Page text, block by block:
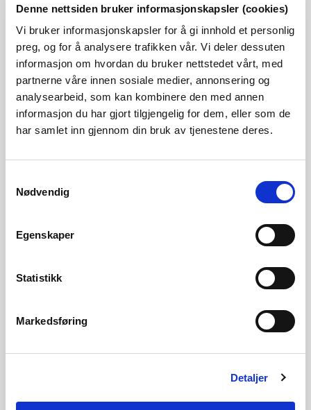
Denne nettsiden bruker informasjonskapsler (cookies)
Vi bruker informasjonskapsler for å gi innhold et personlig
preg, og for å analysere trafikken vår. Vi deler dessuten
informasjon om hvordan du bruker nettstedet vårt, med
partnerne våre innen sosiale medier, annonsering og
analysearbeid, som kan kombinere den med annen
informasjon du har gjort tilgjengelig for dem, eller som de
har samlet inn gjennom din bruk av tjenestene deres.
Nødvendig
Egenskaper
Statistikk
Markedsføring
Detaljer
LYSNA AS
MOSTRAUM NETT AS
NETERA AS
NORANETT ANDØY AS
STRAUMEN NETT AS